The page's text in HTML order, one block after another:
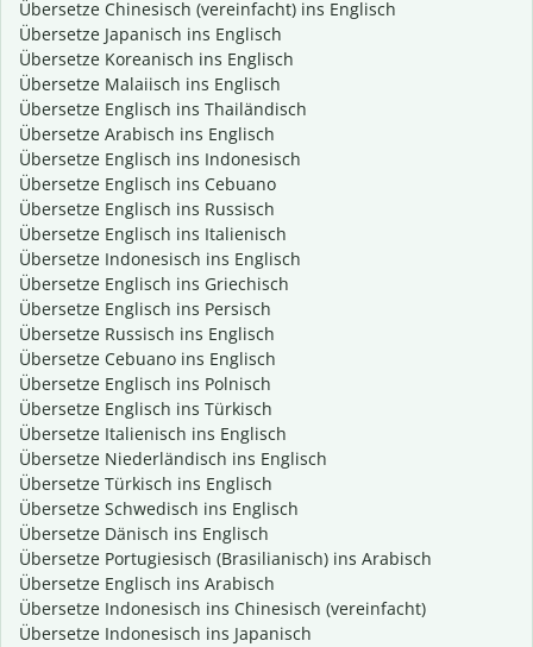
Übersetze Chinesisch (vereinfacht) ins Englisch
Übersetze Japanisch ins Englisch
Übersetze Koreanisch ins Englisch
Übersetze Malaiisch ins Englisch
Übersetze Englisch ins Thailändisch
Übersetze Arabisch ins Englisch
Übersetze Englisch ins Indonesisch
Übersetze Englisch ins Cebuano
Übersetze Englisch ins Russisch
Übersetze Englisch ins Italienisch
Übersetze Indonesisch ins Englisch
Übersetze Englisch ins Griechisch
Übersetze Englisch ins Persisch
Übersetze Russisch ins Englisch
Übersetze Cebuano ins Englisch
Übersetze Englisch ins Polnisch
Übersetze Englisch ins Türkisch
Übersetze Italienisch ins Englisch
Übersetze Niederländisch ins Englisch
Übersetze Türkisch ins Englisch
Übersetze Schwedisch ins Englisch
Übersetze Dänisch ins Englisch
Übersetze Portugiesisch (Brasilianisch) ins Arabisch
Übersetze Englisch ins Arabisch
Übersetze Indonesisch ins Chinesisch (vereinfacht)
Übersetze Indonesisch ins Japanisch